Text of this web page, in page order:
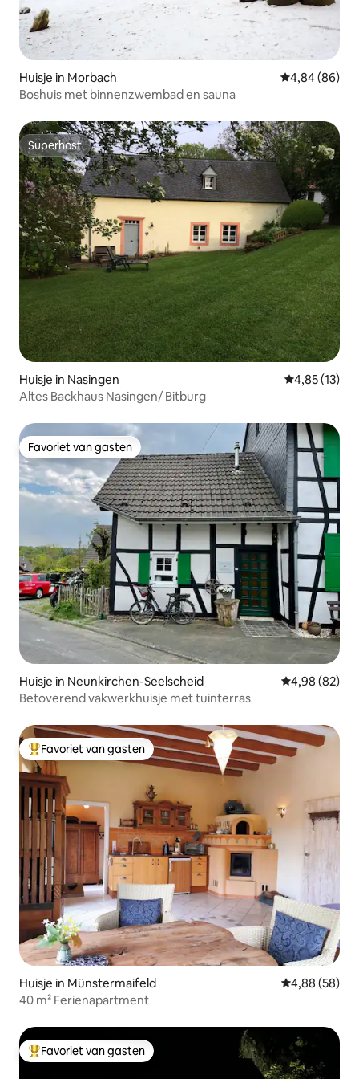
Huisje in Morbach Gemiddelde
4,84 (86)
Boshuis met binnenzwembad en sauna
Superhost
Superhost
Huisje in Nasingen Gemiddelde
4,85 (13)
Altes Backhaus Nasingen/ Bitburg
Favoriet van gasten
Favoriet van gasten
Huisje in Neunkirchen-Seelscheid Gemiddelde
4,98 (82)
Betoverend vakwerkhuisje met tuinterras
Topfavoriet van gasten
Favoriet van gasten
Huisje in Münstermaifeld Gemiddelde
4,88 (58)
40 m² Ferienapartment
Topfavoriet van gasten
Favoriet van gasten